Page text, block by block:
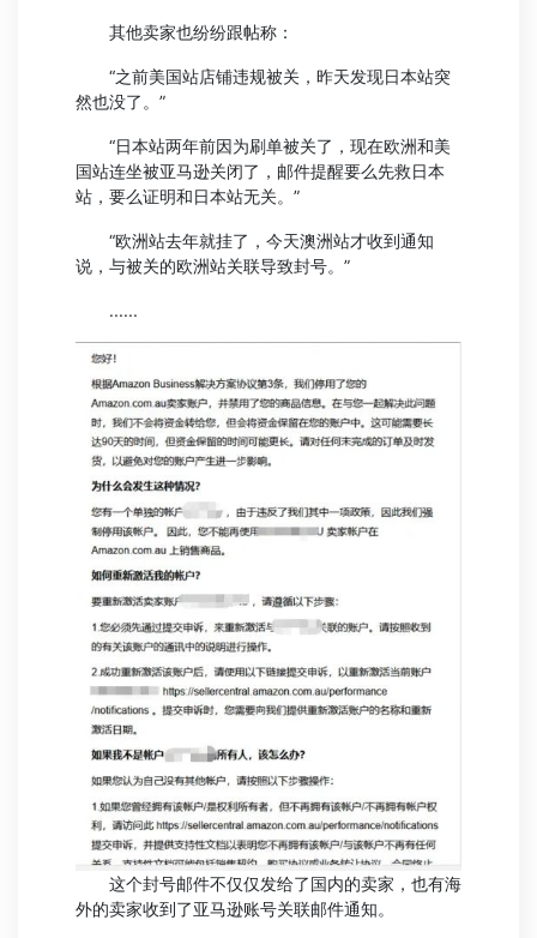
其他卖家也纷纷跟帖称：
“之前美国站店铺违规被关，昨天发现日本站突
然也没了。”
“日本站两年前因为刷单被关了，现在欧洲和美
国站连坐被亚马逊关闭了，邮件提醒要么先救日本
站，要么证明和日本站无关。”
“欧洲站去年就挂了，今天澳洲站才收到通知
说，与被关的欧洲站关联导致封号。”
......
这个封号邮件不仅仅发给了国内的卖家，也有海
外的卖家收到了亚马逊账号关联邮件通知。